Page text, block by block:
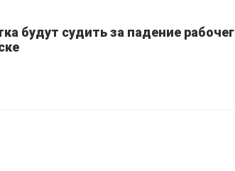
будут судить за падение